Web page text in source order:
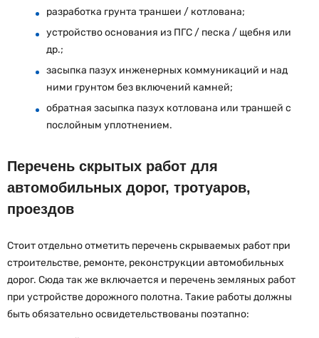
разработка грунта траншеи / котлована;
устройство основания из ПГС / песка / щебня или
др.;
засыпка пазух инженерных коммуникаций и над
ними грунтом без включений камней;
обратная засыпка пазух котлована или траншей с
послойным уплотнением.
Перечень скрытых работ для
автомобильных дорог, тротуаров,
проездов
Стоит отдельно отметить перечень скрываемых работ при
строительстве, ремонте, реконструкции автомобильных
дорог. Сюда так же включается и перечень земляных работ
при устройстве дорожного полотна. Такие работы должны
быть обязательно освидетельствованы поэтапно: